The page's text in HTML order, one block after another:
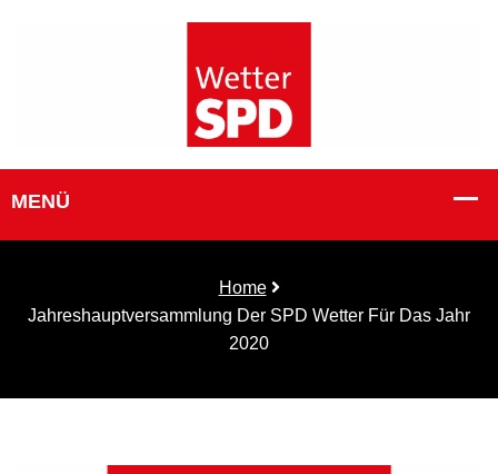
Home
Jahreshauptversammlung Der SPD Wetter Für Das Jahr
2020